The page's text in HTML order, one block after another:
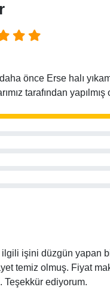
önce Erse halı
tarafından yapılmış
işini düzgün yapan
temiz olmuş. Fiyat
Teşekkür ediyorum.